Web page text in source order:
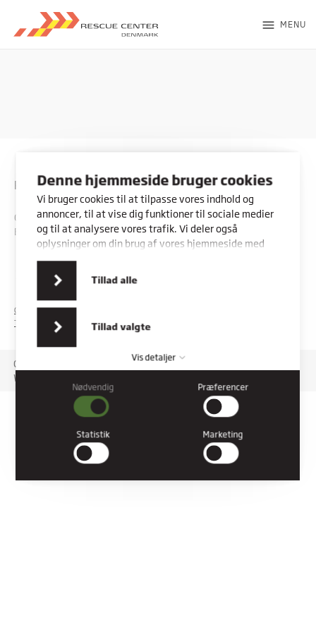
Denne hjemmeside bruger cookies
Vi bruger cookies til at tilpasse vores indhold og
annoncer, til at vise dig funktioner til sociale medier
og til at analysere vores trafik. Vi deler også
oplysninger om din brug af vores hjemmeside med
vores partnere inden for sociale medier,
annonceringspartnere og analysepartnere. Vores
partnere kan kombinere disse data med andre
oplysninger, du har givet dem, eller som de har
Tillad valgte
Tillad alle
Vis detaljer
Nødvendig
Nødvendige cookies hjælper med at gøre en hjemmeside
brugbar ved at aktivere grundlæggende funktioner såsom
side-navigation og adgang til sikre områder af hjemmesiden.
Hjemmesiden kan ikke fungere ordentligt uden disse cookies.
Nødvendig Præferencer
Statistik Marketing
menu MENU
Rybners - Rescue Center
CVR: 45357716
EAN: 5798000553842
Kontakt os
COOKIES
PRIVATLIVSPOLITIK
TILGÆNGELIGHEDSERKLÆRING
Copyright © 2026 Rybners. All rights reserved.
Website: Co3